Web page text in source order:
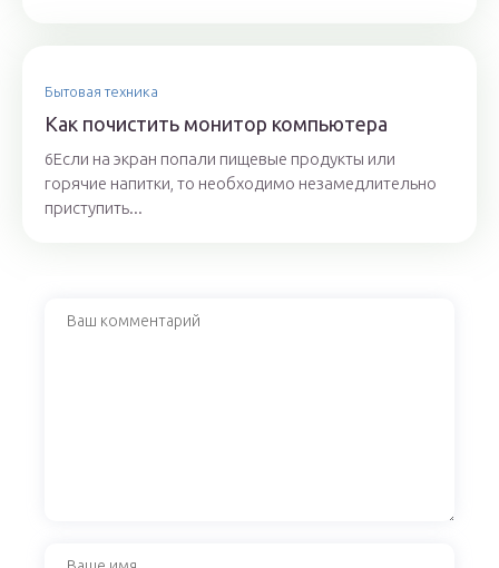
Бытовая техника
Как почистить монитор компьютера
6Если на экран попали пищевые продукты или
горячие напитки, то необходимо незамедлительно
приступить...